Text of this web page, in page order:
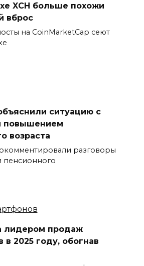
XCH больше похожи
вброс
на CoinMarketCap сеют
ситуацию с
повышением
возраста
разговоры
лидером продаж
в 2025 году, обогнав